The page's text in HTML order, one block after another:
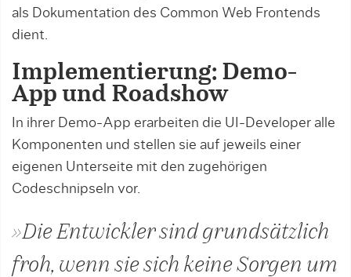
als Dokumentation des Common Web Front­ends
dient.
Implementierung: Demo-
App und Roadshow
In ihrer Demo-App erarbeiten die UI-Developer alle
Komponenten und stellen sie auf jeweils einer
eigenen Unterseite mit den zugehörigen
Codeschnipseln vor.
»Die Ent­wickler sind grundsätzlich
froh, wenn sie sich keine Sorgen um